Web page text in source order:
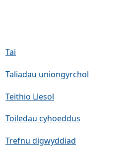
Tai
Taliadau uniongyrchol
Teithio Llesol
Toiledau cyhoeddus
Trefnu digwyddiad